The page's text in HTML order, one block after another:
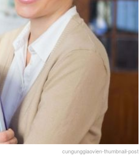
cungunggiaovien-thumbnail-post